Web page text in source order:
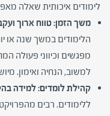
לימודים איכותית שאלה
משך הזמן: טווח ארוך
הלימודים במשך שנה או
מפגשים וכיווני פעולה
למשוב, הנחיה ואימון.
קהילת לומדים: למידה
ללימודים. רבים